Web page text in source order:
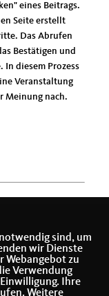
eines Beitrags.
Seite erstellt
Das Abrufen
Bestätigen und
In diesem Prozess
Veranstaltung
Meinung nach.
sind, um
wir Dienste
Webangebot zu
Verwendung
Ihre
Weitere